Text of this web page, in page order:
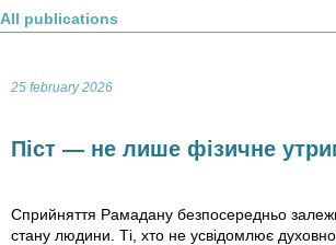
All publications
25 february 2026
Піст — не лише фізичне
Cприйняття Рамадану безпосередньо
стану людини. Ті, хто не усвідомлює